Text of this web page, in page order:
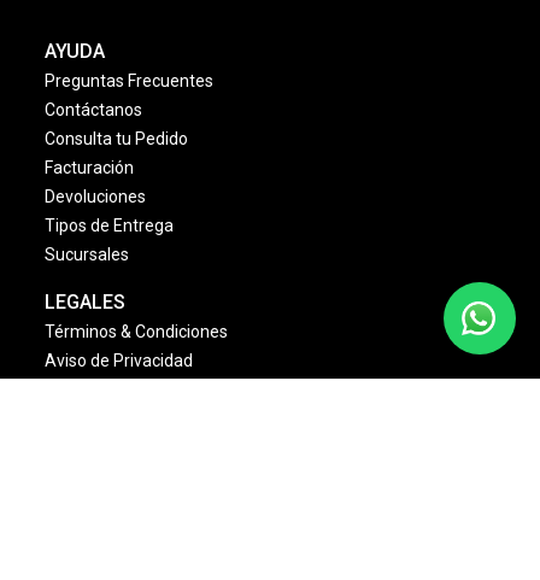
AYUDA
Preguntas Frecuentes
Contáctanos
Consulta tu Pedido
Facturación
Devoluciones
Tipos de Entrega
Sucursales
LEGALES
Términos & Condiciones
Aviso de Privacidad